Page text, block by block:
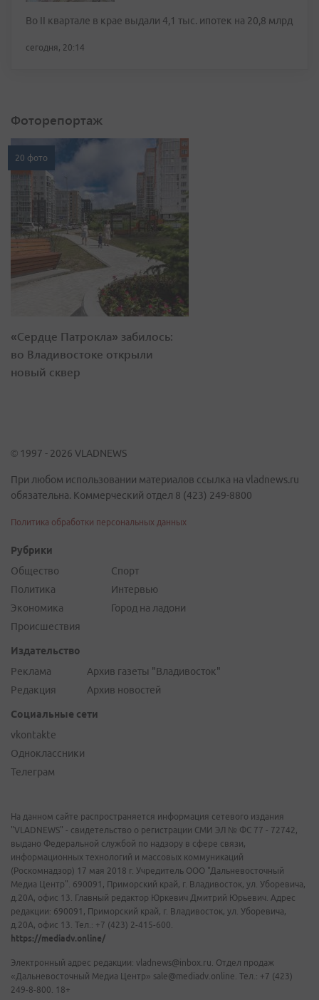
Во II квартале в крае выдали 4,1 тыс. ипотек на 20,8 млрд
сегодня, 20:14
Фоторепортаж
20 фото
«Сердце Патрокла» забилось:
во Владивостоке открыли
новый сквер
© 1997 - 2026 VLADNEWS
При любом использовании материалов ссылка на vladnews.ru
обязательна. Коммерческий отдел 8 (423) 249-8800
Политика обработки персональных данных
Рубрики
Общество
Политика
Экономика
Происшествия
Спорт
Интервью
Город на ладони
Издательство
Реклама
Редакция
Архив газеты "Владивосток"
Архив новостей
Социальные сети
vkontakte
Одноклассники
Телеграм
На данном сайте распространяется информация сетевого издания
"VLADNEWS" - свидетельство о регистрации СМИ ЭЛ № ФС 77 - 72742,
выдано Федеральной службой по надзору в сфере связи,
информационных технологий и массовых коммуникаций
(Роскомнадзор) 17 мая 2018 г. Учредитель ООО "Дальневосточный
Медиа Центр". 690091, Приморский край, г. Владивосток, ул. Уборевича,
д.20А, офис 13. Главный редактор Юркевич Дмитрий Юрьевич. Адрес
редакции: 690091, Приморский край, г. Владивосток, ул. Уборевича,
д.20А, офис 13. Тел.: +7 (423) 2-415-600.
https://mediadv.online/
Электронный адрес редакции: vladnews@inbox.ru. Отдел продаж
«Дальневосточный Медиа Центр» sale@mediadv.online. Тел.: +7 (423)
249-8-800. 18+